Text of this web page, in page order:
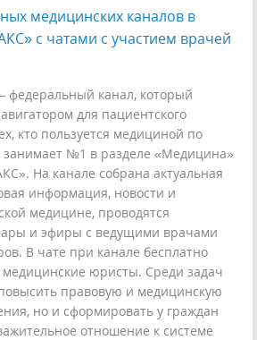
медицинских каналов в
с чатами с участием врачей
федеральный канал, который
для пациентского
кто пользуется медициной по
№1 в разделе «Медицина»
На канале собрана актуальная
информация, новости и
медицине, проводятся
и эфиры с ведущими врачами
В чате при канале бесплатно
юристы. Среди задач
правовую и медицинскую
но и сформировать у граждан
отношение к системе